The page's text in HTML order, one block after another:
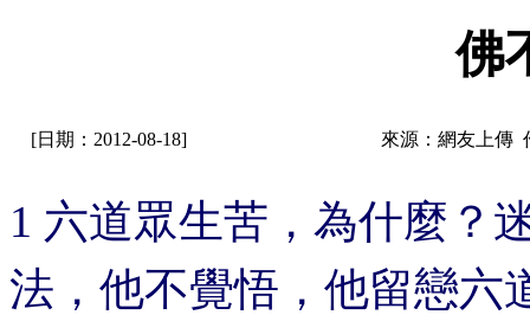
佛
[日期：2012-08-18] 來源：網友上傳
1 六道眾生苦，為什麼？
法，他不覺悟，他留戀六